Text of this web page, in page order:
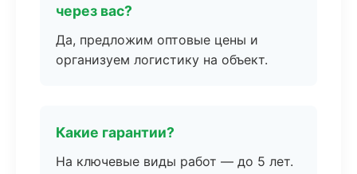
через вас?
Да, предложим оптовые цены и
организуем логистику на объект.
Какие гарантии?
На ключевые виды работ — до 5 лет.